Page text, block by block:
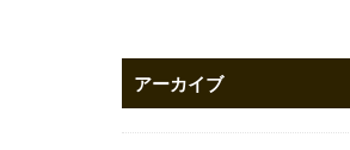
アーカイブ